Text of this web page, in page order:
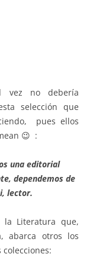
vez no debería
selección que
pues ellos
😉 :
una editorial
dependemos de
lector.
la Literatura que,
abarca otros los